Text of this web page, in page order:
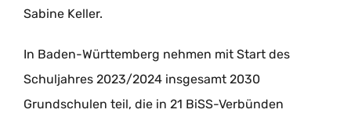
Sabine Keller.
In Baden-Württemberg nehmen mit Start des
Schuljahres 2023/2024 insgesamt 2030
Grundschulen teil, die in 21 BiSS-Verbünden